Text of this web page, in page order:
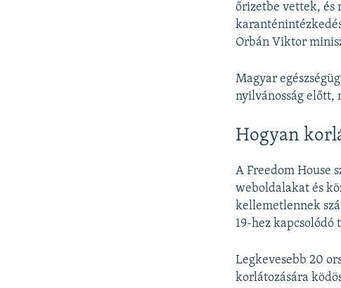
őrizetbe vettek, és
Orbán Viktor
Magyar
nyilvánosság előtt,
Hogyan
A Freedom House
weboldalakat és
kellemetlennek
19-hez kapcsolódó
Legkevesebb 20
korlátozására